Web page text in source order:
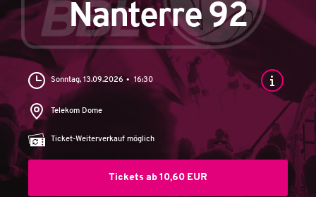
Nanterre 92
Sonntag, 13.09.2026 16:30
Telekom Dome
Ticket-Weiterverkauf möglich
Tickets ab 10,60 EUR